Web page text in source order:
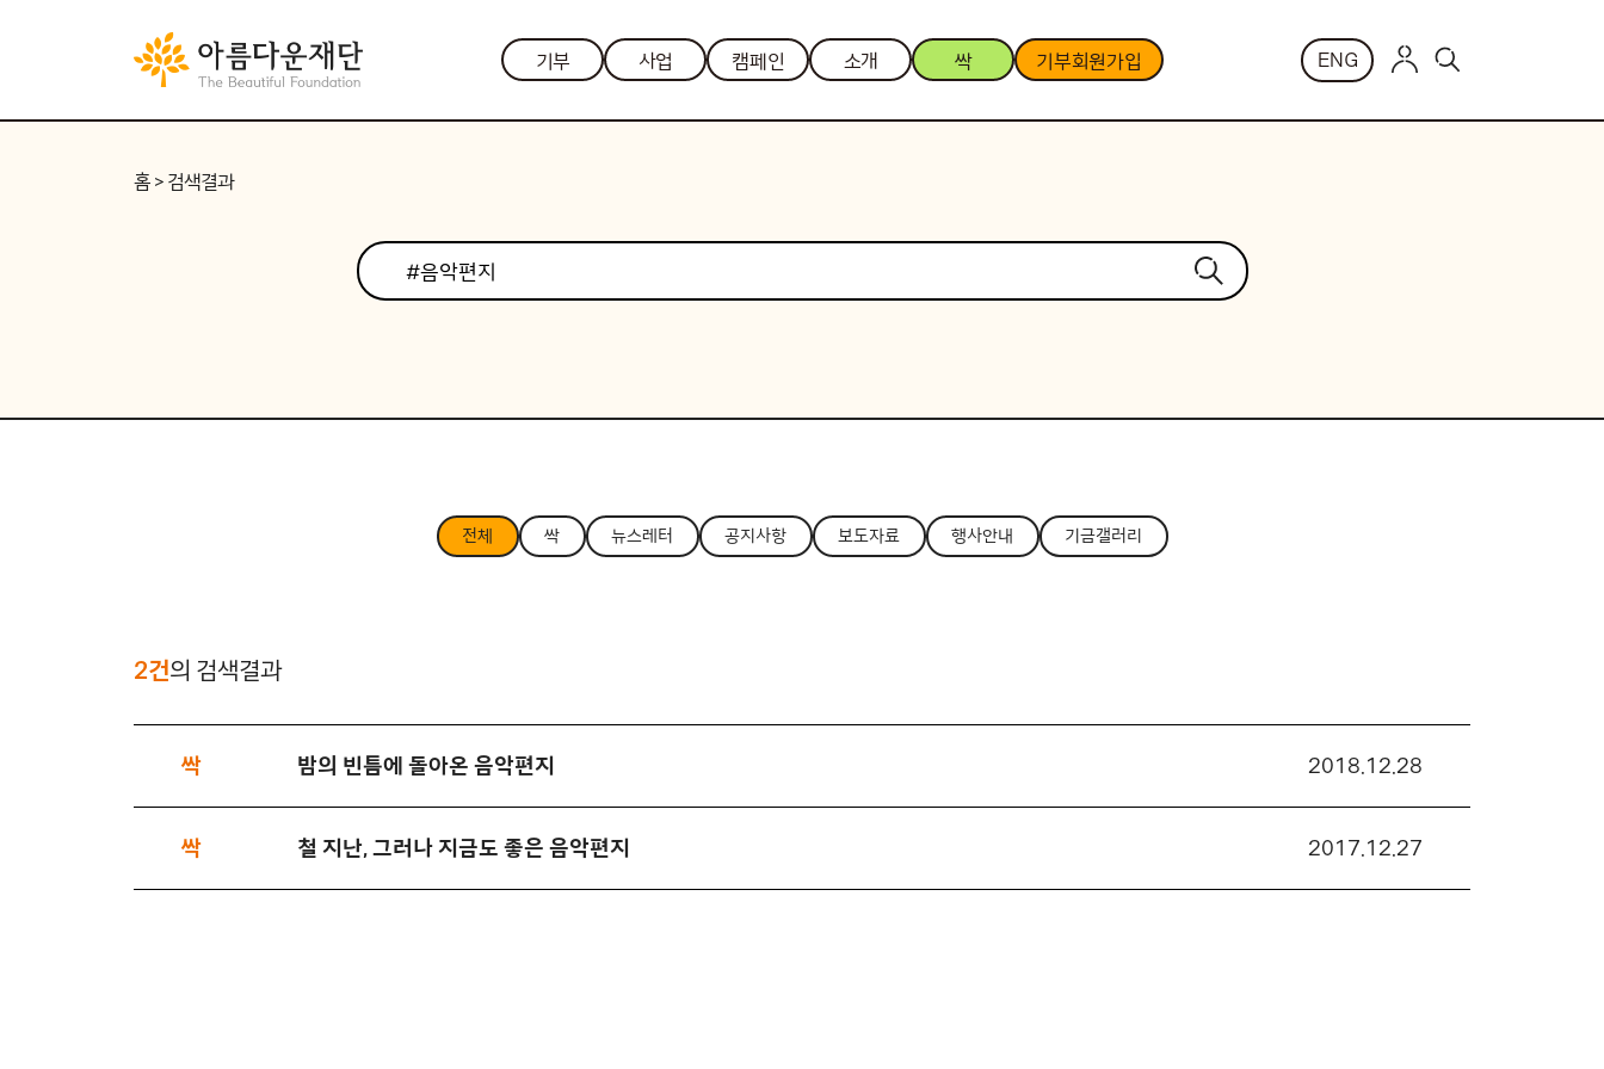
기부 사업 캠페인 소개 싹 기부회원가입 ENG
홈 > 검색결과
전체 싹 뉴스레터 공지사항 보도자료 행사안내 기금갤러리
2건의 검색결과
싹 밤의 빈틈에 돌아온 음악편지 2018.12.28
싹 철 지난, 그러나 지금도 좋은 음악편지 2017.12.27